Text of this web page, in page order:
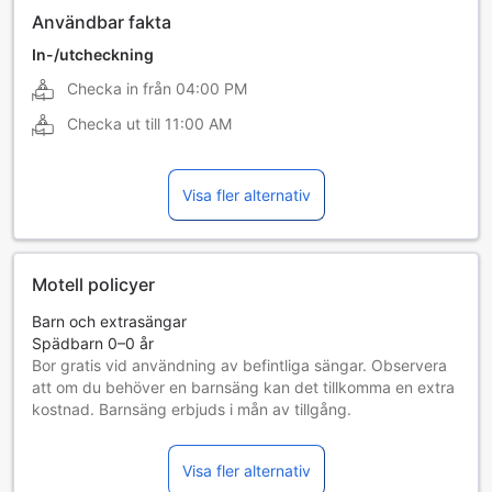
Användbar fakta
In-/utcheckning
Checka in från 04:00 PM
Checka ut till 11:00 AM
Visa fler alternativ
Motell policyer
Barn och extrasängar
Spädbarn 0–0 år
Bor gratis vid användning av befintliga sängar. Observera
att om du behöver en barnsäng kan det tillkomma en extra
kostnad. Barnsäng erbjuds i mån av tillgång.
Bor gratis om befintliga sängar används.
Gäster 3 år och äldre betraktas som vuxna
Visa fler alternativ